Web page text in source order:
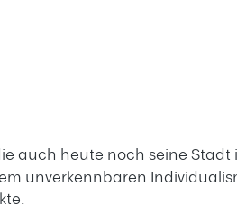
auch heute noch seine
unverkennbaren